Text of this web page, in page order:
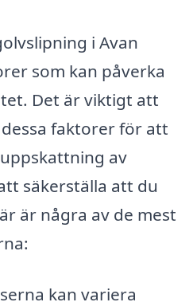
i Avan
som kan påverka
Det är viktigt att
faktorer för att
av
säkerställa att du
är några av de mest
kan variera